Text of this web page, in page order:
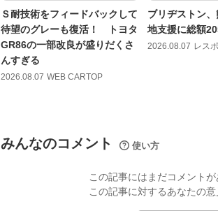
Ｓ耐技術をフィードバックして
待望のグレーも復活！ トヨタ
GR86の一部改良が盛りだくさ
んすぎる
2026.08.07 WEB CARTOP
ブリヂストン
地支援に総額
2026.08.07 レス
みんなのコメント 使い方
この記事にはまだコメントが
この記事に対するあなたの